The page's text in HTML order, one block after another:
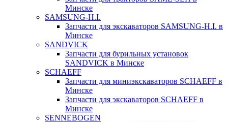
Минске
SAMSUNG-H.I.
Запчасти для экскаваторов SAMSUNG-H.I. в
Минске
SANDVICK
Запчасти для бурильных установок
SANDVICK в Минске
SCHAEFF
Запчасти для миниэкскаваторов SCHAEFF в
Минске
Запчасти для экскаваторов SCHAEFF в
Минске
SENNEBOGEN